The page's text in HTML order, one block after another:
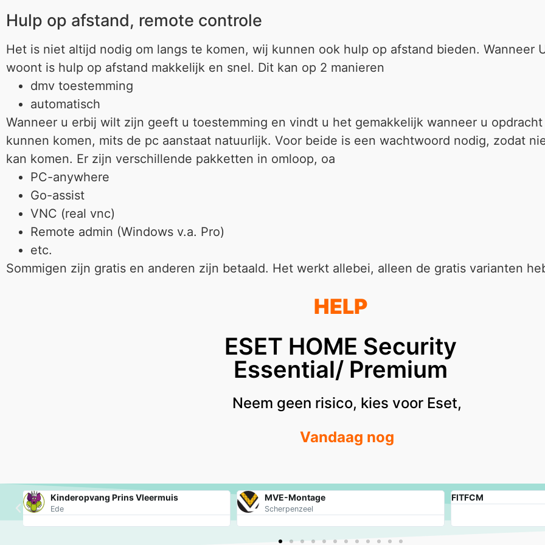
Hulp op afstand, remote controle
Het is niet altijd nodig om langs te komen, wij kunnen ook hulp op afstand bieden. Wanneer
woont is hulp op afstand makkelijk en snel. Dit kan op 2 manieren
dmv toestemming
automatisch
Wanneer u erbij wilt zijn geeft u toestemming en vindt u het gemakkelijk wanneer u
kunnen komen, mits de pc aanstaat natuurlijk. Voor beide is een wachtwoord nodig, zodat
kan komen. Er zijn verschillende pakketten in omloop, oa
PC-anywhere
Go-assist
VNC (real vnc)
Remote admin (Windows v.a. Pro)
etc.
Sommigen zijn gratis en anderen zijn betaald. Het werkt allebei, alleen de gratis varianten
HELP
ESET HOME Security
Essential/ Premium
Neem geen risico, kies voor Eset,
Vandaag nog
Kinderopvang Prins Vleermuis
Ede
MVE-Montage
Scherpenzeel
FITFCM